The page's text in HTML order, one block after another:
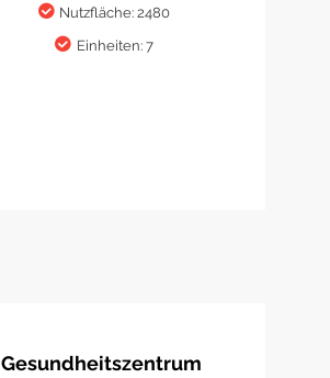
Nutzfläche: 2480
Einheiten: 7
Gesundheitszentrum